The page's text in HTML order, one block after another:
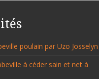
poulain par Uzo Josselyn
à céder sain et net à